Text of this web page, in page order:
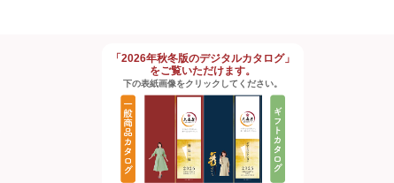
「2026年秋冬版のデジタルカタログ」
をご覧いただけます。
下の表紙画像をクリックしてください。